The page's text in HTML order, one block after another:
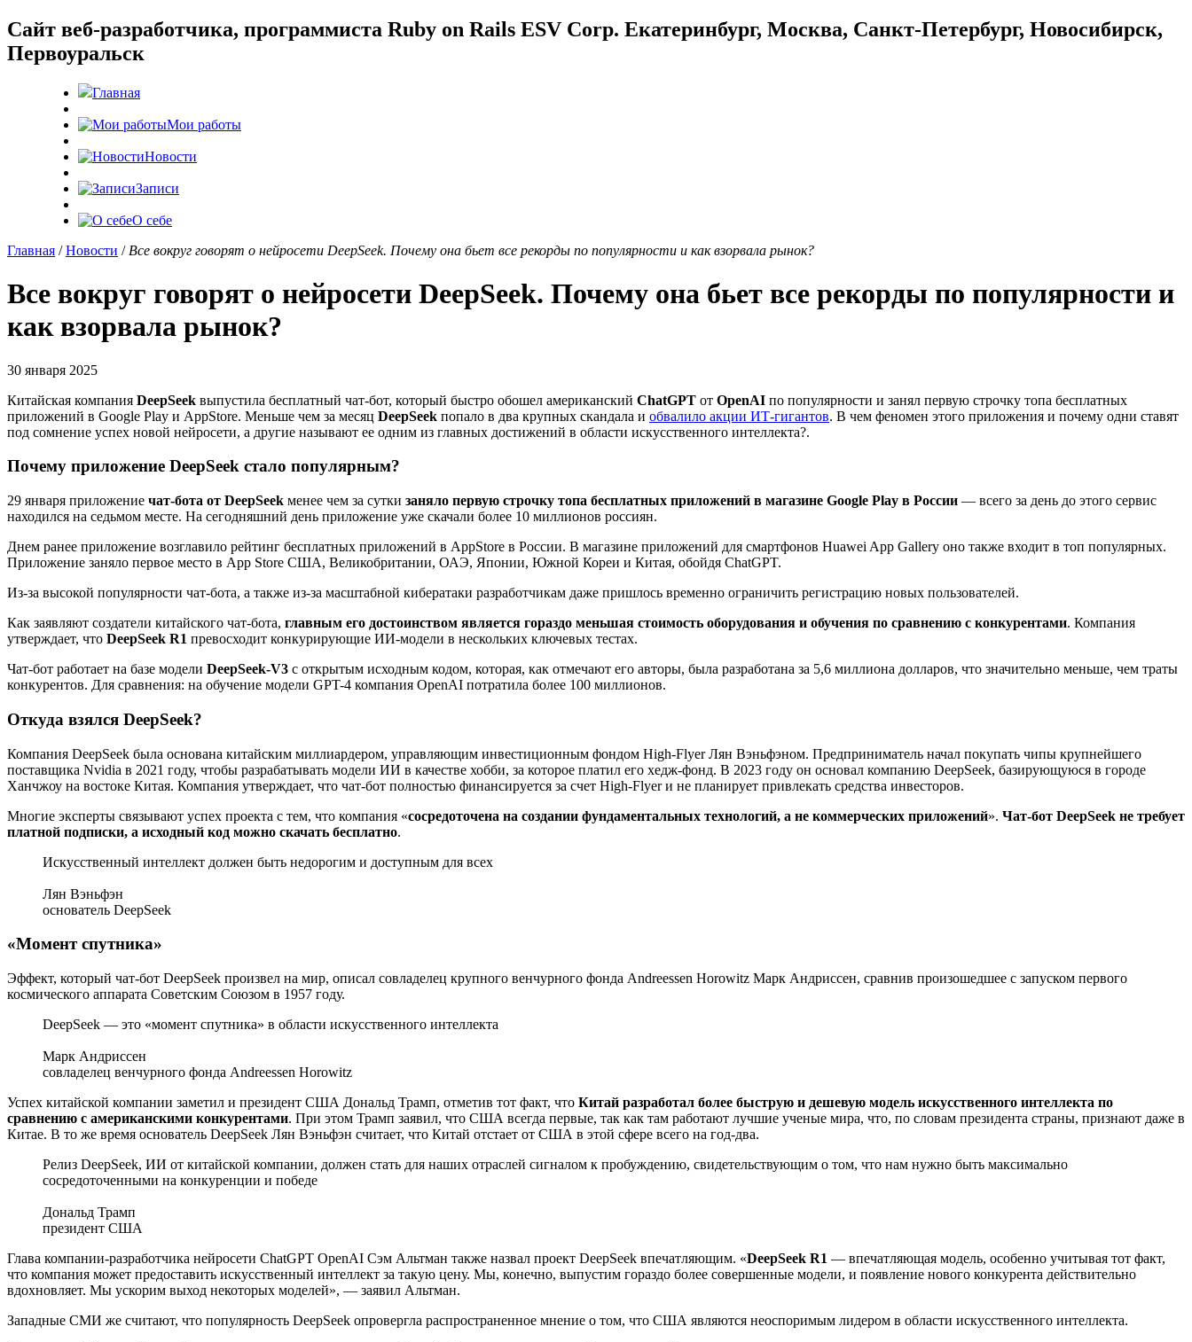
Cайт веб-разработчика, программиста Ruby on Rails ESV Corp. Екатеринбург, Москва, Санкт-Петербург, Новосибирск,
Первоуральск
Главная
Мои работы
Новости
Записи
О себе
Главная /Новости / Все вокруг говорят о нейросети DeepSeek. Почему она бьет все рекорды по популярности и как взорвала рынок?
Все вокруг говорят о нейросети DeepSeek. Почему она бьет все рекорды по популярности и
как взорвала рынок?
30 января 2025
Китайская компания DeepSeek выпустила бесплатный чат-бот, который быстро обошел американский ChatGPT от OpenAI по популярности и занял первую строчку топа бесплатных
приложений в Google Play и AppStore. Меньше чем за месяц DeepSeek попало в два крупных скандала и обвалило акции ИТ-гигантов. В чем феномен этого приложения и почему одни ставят
под сомнение успех новой нейросети, а другие называют ее одним из главных достижений в области искусственного интеллекта?.
Почему приложение DeepSeek стало популярным?
29 января приложение чат-бота от DeepSeek менее чем за сутки заняло первую строчку топа бесплатных приложений в магазине Google Play в России — всего за день до этого сервис
находился на седьмом месте. На сегодняшний день приложение уже скачали более 10 миллионов россиян.
Днем ранее приложение возглавило рейтинг бесплатных приложений в AppStore в России. В магазине приложений для смартфонов Huawei App Gallery оно также входит в топ популярных.
Приложение заняло первое место в App Store США, Великобритании, ОАЭ, Японии, Южной Кореи и Китая, обойдя ChatGPT.
Из-за высокой популярности чат-бота, а также из-за масштабной кибератаки разработчикам даже пришлось временно ограничить регистрацию новых пользователей.
Как заявляют создатели китайского чат-бота, главным его достоинством является гораздо меньшая стоимость оборудования и обучения по сравнению с конкурентами. Компания
утверждает, что DeepSeek R1 превосходит конкурирующие ИИ-модели в нескольких ключевых тестах.
Чат-бот работает на базе модели DeepSeek-V3 с открытым исходным кодом, которая, как отмечают его авторы, была разработана за 5,6 миллиона долларов, что значительно меньше, чем траты
конкурентов. Для сравнения: на обучение модели GPT-4 компания OpenAI потратила более 100 миллионов.
Откуда взялся DeepSeek?
Компания DeepSeek была основана китайским миллиардером, управляющим инвестиционным фондом High-Flyer Лян Вэньфэном. Предприниматель начал покупать чипы крупнейшего
поставщика Nvidia в 2021 году, чтобы разрабатывать модели ИИ в качестве хобби, за которое платил его хедж-фонд. В 2023 году он основал компанию DeepSeek, базирующуюся в городе
Ханчжоу на востоке Китая. Компания утверждает, что чат-бот полностью финансируется за счет High-Flyer и не планирует привлекать средства инвесторов.
Многие эксперты связывают успех проекта с тем, что компания «сосредоточена на создании фундаментальных технологий, а не коммерческих приложений». Чат-бот DeepSeek не требует
платной подписки, а исходный код можно скачать бесплатно.
Искусственный интеллект должен быть недорогим и доступным для всех
Лян Вэньфэн
основатель DeepSeek
«Момент спутника»
Эффект, который чат-бот DeepSeek произвел на мир, описал совладелец крупного венчурного фонда Andreessen Horowitz Марк Андриссен, сравнив произошедшее с запуском первого
космического аппарата Советским Союзом в 1957 году.
DeepSeek — это «момент спутника» в области искусственного интеллекта
Марк Андриссен
совладелец венчурного фонда Andreessen Horowitz
Успех китайской компании заметил и президент США Дональд Трамп, отметив тот факт, что Китай разработал более быструю и дешевую модель искусственного интеллекта по
сравнению с американскими конкурентами. При этом Трамп заявил, что США всегда первые, так как там работают лучшие ученые мира, что, по словам президента страны, признают даже в
Китае. В то же время основатель DeepSeek Лян Вэньфэн считает, что Китай отстает от США в этой сфере всего на год-два.
Релиз DeepSeek, ИИ от китайской компании, должен стать для наших отраслей сигналом к пробуждению, свидетельствующим о том, что нам нужно быть максимально
сосредоточенными на конкуренции и победе
Дональд Трамп
президент США
Глава компании-разработчика нейросети ChatGPT OpenAI Сэм Альтман также назвал проект DeepSeek впечатляющим. «DeepSeek R1 — впечатляющая модель, особенно учитывая тот факт,
что компания может предоставить искусственный интеллект за такую цену. Мы, конечно, выпустим гораздо более совершенные модели, и появление нового конкурента действительно
вдохновляет. Мы ускорим выход некоторых моделей», — заявил Альтман.
Западные СМИ же считают, что популярность DeepSeek опровергла распространенное мнение о том, что США являются неоспоримым лидером в области искусственного интеллекта.